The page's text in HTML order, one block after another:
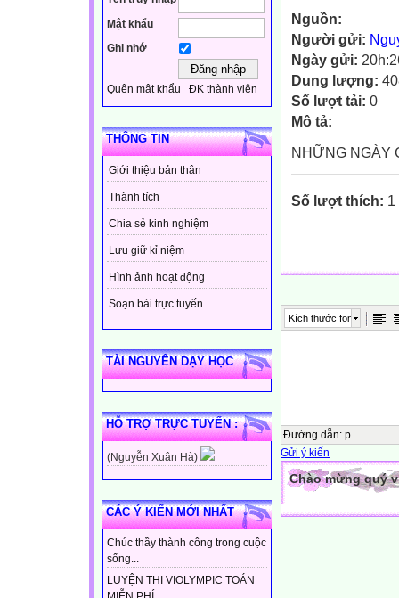
Mật khẩu
Ghi nhớ
Quên mật khẩu ĐK thành viên
THÔNG TIN
Giới thiệu bản thân
Thành tích
Chia sẻ kinh nghiệm
Lưu giữ kỉ niệm
Hình ảnh hoạt động
Soạn bài trực tuyến
TÀI NGUYÊN DẠY HỌC
HỖ TRỢ TRỰC TUYẾN :
(Nguyễn Xuân Hà)
CÁC Ý KIẾN MỚI NHẤT
Chúc thầy thành công trong cuộc
sống...
LUYỆN THI VIOLYMPIC TOÁN
Nguồn:
Người gửi:
Ngày gửi:
Dung lượng:
Số lượt tải: 0
Mô tả:
NHỮNG NGÀY
Số lượt thích: 1
Kích thước font
Đường dẫn: p
Gửi ý kiến
Chào mừng quý